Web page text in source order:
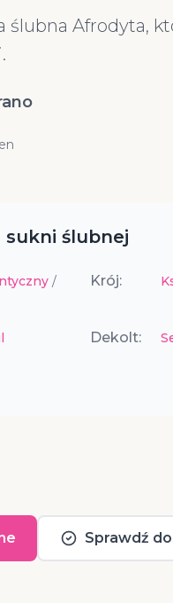
ślubna Afrodyta,
ślubnej
/ Krój:
Dekolt:
Sprawdź